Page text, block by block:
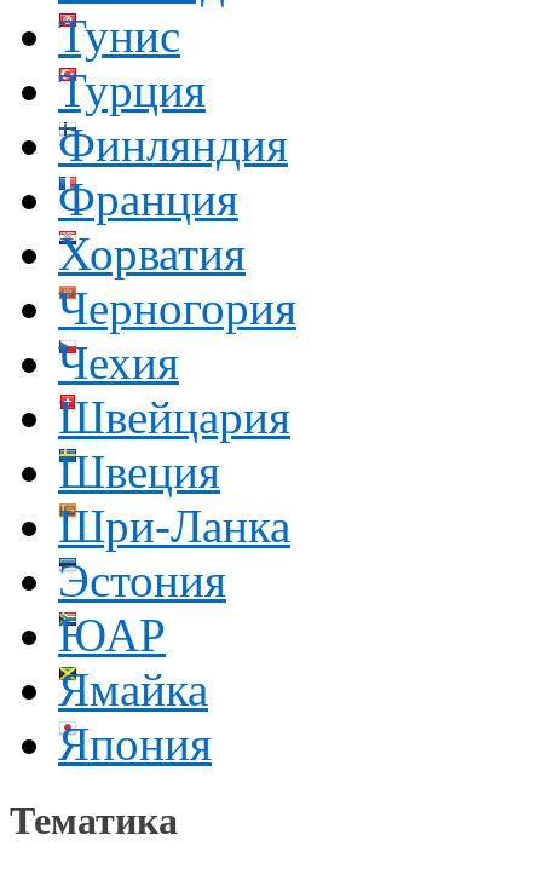
Тунис
Турция
Финляндия
Франция
Хорватия
Черногория
Чехия
Швейцария
Швеция
Шри-Ланка
Эстония
ЮАР
Ямайка
Япония
Тематика